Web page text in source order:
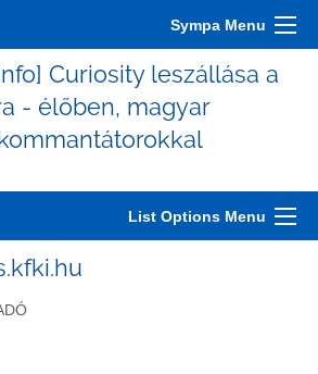
Sympa Menu
Curiosity leszállása a
- élőben, magyar
List Options Menu